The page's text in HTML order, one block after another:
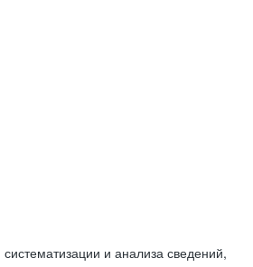
и анализа сведений,